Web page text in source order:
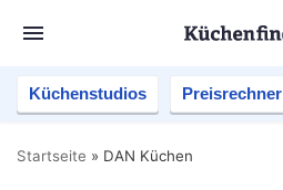
Küchenstudios Preisrechner
Startseite » DAN Küchen